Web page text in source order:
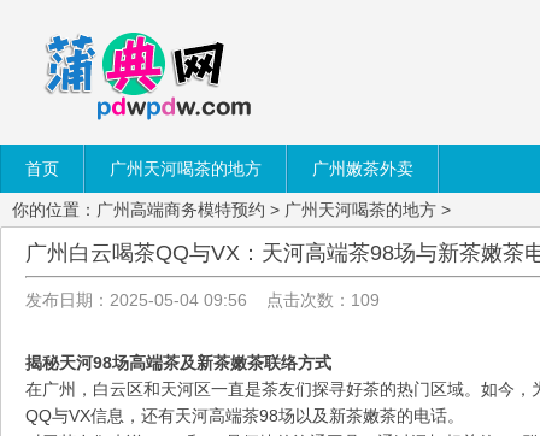
首页 广州天河喝茶的地方 广州嫩茶外卖
你的位置： 广州高端商务模特预约 > 广州天河喝茶的地方 >
广州白云喝茶QQ与VX：天河高端茶98场与新茶嫩茶
发布日期：2025-05-04 09:56 点击次数：109
揭秘天河98场高端茶及新茶嫩茶联络方式
在广州，白云区和天河区一直是茶友们探寻好茶的热门区域。如今
QQ与VX信息，还有天河高端茶98场以及新茶嫩茶的电话。